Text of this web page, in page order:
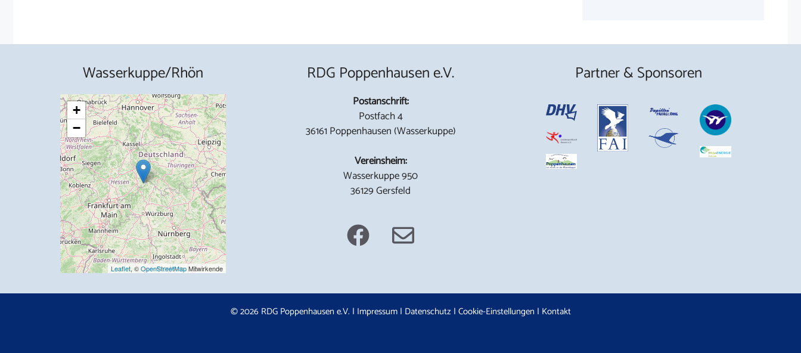
Wasserkuppe/Rhön
+
−
Leaflet, ©OpenStreetMapMitwirkende
RDG Poppenhausen e.V.
Postanschrift:
Postfach 4
36161 Poppenhausen (Wasserkuppe)
Vereinsheim:
Wasserkuppe 950
36129 Gersfeld
Partner & Sponsoren
© 2026 RDG Poppenhausen e.V. | Impressum| Datenschutz | Cookie-Einstellungen | Kontakt